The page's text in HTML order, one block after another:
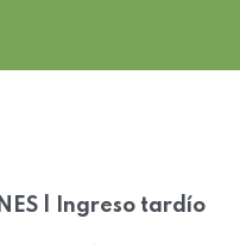
| Ingreso tardío